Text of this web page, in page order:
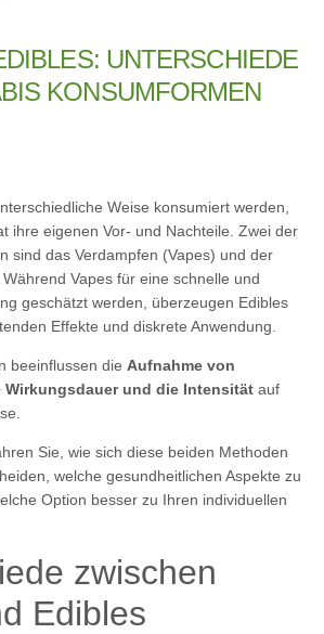
UNTERSCHIEDE
KONSUMFORMEN
Weise konsumiert werden,
ihre eigenen Vor- und Nachteile. Zwei der
sind das Verdampfen (Vapes) und der
Vapes für eine schnelle und
geschätzt werden, überzeugen Edibles
Effekte und diskrete Anwendung.
beeinflussen die Aufnahme von
Wirkungsdauer und die Intensitätauf
Sie, wie sich diese beiden Methoden
welche gesundheitlichen Aspekte zu
Option besser zu Ihren individuellen
zwischen
Edibles